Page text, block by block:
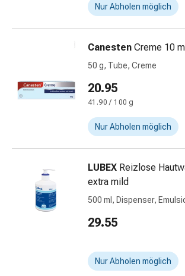
Wärmen
Beruhigung
Schlafstörungen
Rhonchopathie
(Schnarchen)
Atemwege
Nasenmittel
Atmungstraktbeschwerden
Infektionen
Neurologische
Erkrankungen
Stoffwechsel
Osteoporose
Nur Abholen möglich
Canesten Creme 10
50 g, Tube, Creme
20.95
41.90 / 100 g
Nur Abholen möglich
LUBEX Reizlose
extra mild
500 ml, Dispenser,
29.55
Nur Abholen möglich